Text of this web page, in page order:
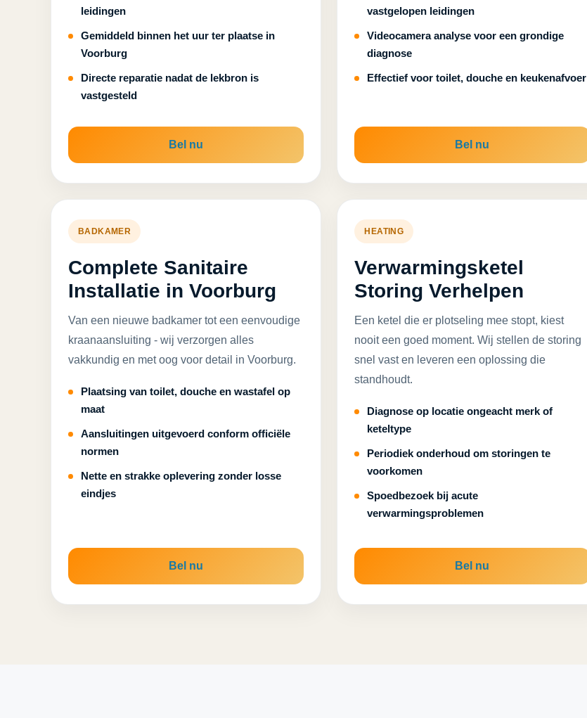
leidingen
Gemiddeld binnen het uur ter plaatse in
Voorburg
Directe reparatie nadat de lekbron is
vastgesteld
Bel nu
vastgelopen leidingen
Videocamera analyse voor een grondige
diagnose
Effectief voor toilet, douche en keukenafvoer
Bel nu
BADKAMER
Complete Sanitaire
Installatie in Voorburg
Van een nieuwe badkamer tot een eenvoudige
kraanaansluiting - wij verzorgen alles
vakkundig en met oog voor detail in Voorburg.
Plaatsing van toilet, douche en wastafel op
maat
Aansluitingen uitgevoerd conform officiële
normen
Nette en strakke oplevering zonder losse
eindjes
Bel nu
HEATING
Verwarmingsketel
Storing Verhelpen
Een ketel die er plotseling mee stopt, kiest
nooit een goed moment. Wij stellen de storing
snel vast en leveren een oplossing die
standhoudt.
Diagnose op locatie ongeacht merk of
keteltype
Periodiek onderhoud om storingen te
voorkomen
Spoedbezoek bij acute
verwarmingsproblemen
Bel nu